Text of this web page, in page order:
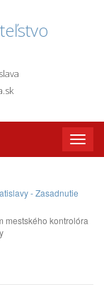
Toggle
- Zasadnutie
mestského kontrolóra